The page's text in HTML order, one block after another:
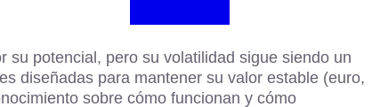
potencial, pero su volatilidad sigue siendo un
diseñadas para mantener su valor estable (euro,
sobre cómo funcionan y cómo